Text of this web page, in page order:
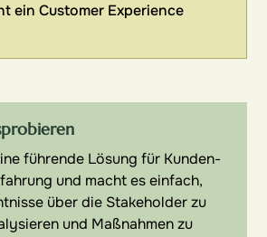
ein Customer Experience
führende Lösung für Kunden-
und macht es einfach,
über die Stakeholder zu
und Maßnahmen zu